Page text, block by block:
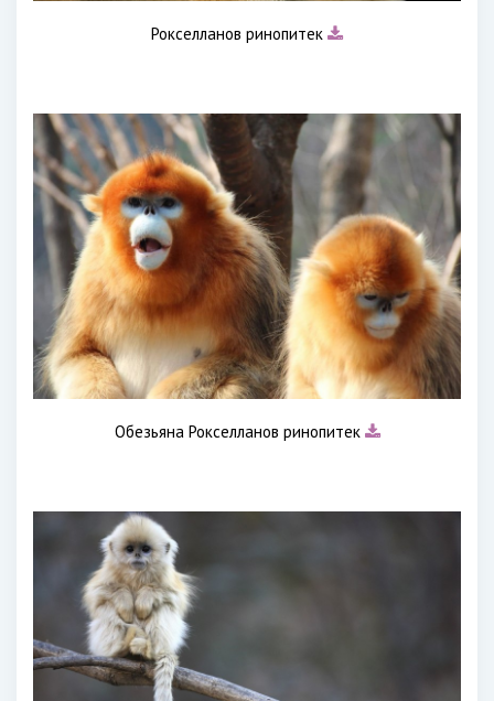
Рокселланов ринопитек
Обезьяна Рокселланов ринопитек